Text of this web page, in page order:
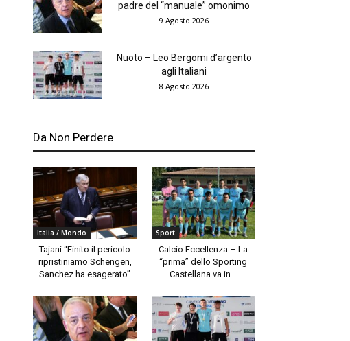
padre del “manuale” omonimo
9 Agosto 2026
Nuoto – Leo Bergomi d’argento
agli Italiani
8 Agosto 2026
Da Non Perdere
Italia / Mondo
Tajani “Finito il pericolo
ripristiniamo Schengen,
Sanchez ha esagerato”
Sport
Calcio Eccellenza – La
“prima” dello Sporting
Castellana va in...